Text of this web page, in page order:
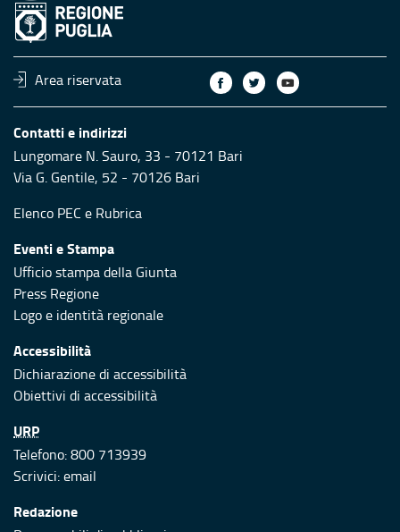
Area riservata
Contatti e indirizzi
Lungomare N. Sauro, 33 - 70121 Bari
Via G. Gentile, 52 - 70126 Bari
Elenco PEC e Rubrica
Eventi e Stampa
Ufficio stampa della Giunta
Press Regione
Logo e identità regionale
Accessibilità
Dichiarazione di accessibilità
Obiettivi di accessibilità
URP
Telefono: 800 713939
Scrivici:email
Redazione